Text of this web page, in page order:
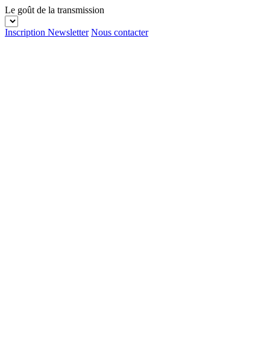
Le goût de la transmission
Inscription Newsletter Nous contacter